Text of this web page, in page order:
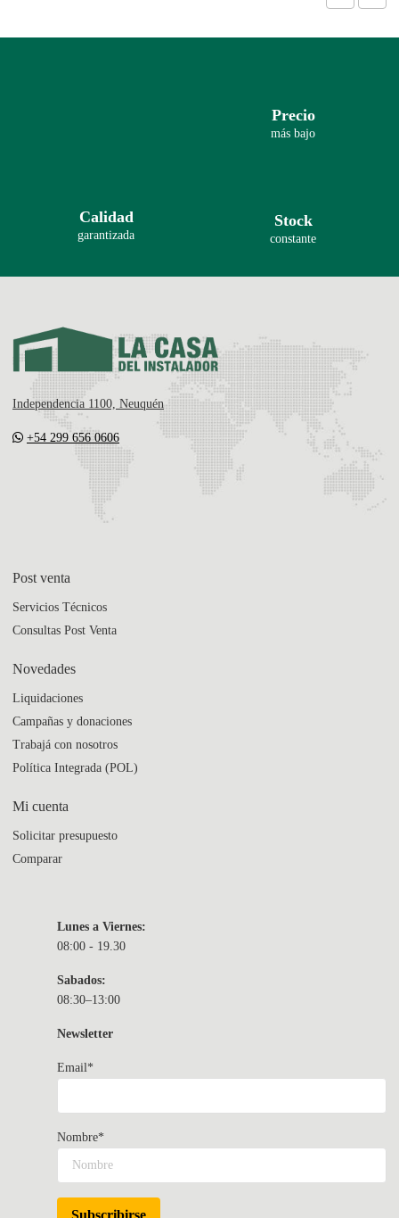
Precio
más bajo
Calidad
garantizada
Stock
constante
Independencia 1100, Neuquén
+54 299 656 0606
Post venta
Servicios Técnicos
Consultas Post Venta
Novedades
Liquidaciones
Campañas y donaciones
Trabajá con nosotros
Política Integrada (POL)
Mi cuenta
Solicitar presupuesto
Comparar
Lunes a Viernes:
08:00 - 19.30
Sabados:
08:30–13:00
Newsletter
Email*
Nombre*